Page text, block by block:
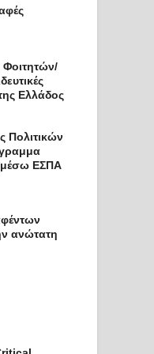
Φοιτητών/
Ελλάδος
Πολιτικών
μέσω ΕΣΠΑ
ανώτατη